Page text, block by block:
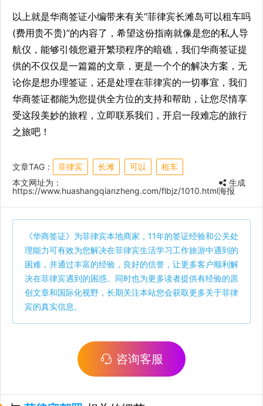
以上就是华商签证小编带来有关“菲律宾长滩岛可以租车吗
(费用贵不贵)”的内容了，希望这份指南就像是您的私人导
航仪，能够引领您避开繁琐程序的暗礁，我们华商签证提
供的不仅仅是一篇篇的文章，更是一个个的解决方案，无
论你是想办理签证，还是处理在菲律宾的一切事宜，我们
华商签证都能为您提供全方位的支持和帮助，让您尽情享
受这段美妙的旅程，立即联系我们，开启一段难忘的旅行
之旅吧！
文章TAG： 菲律宾 长滩 可以
租车
本文网址为：
https://www.huashangqianzheng.com/flbjz/1010.html
生成
海报
《华商签证》为菲律宾本地商家，11年的签证经验和公关处
理能力可有效为您解决在菲律宾生活学习工作旅游中遇到的
困难，并通过丰富的经验，良好的信誉，让更多客户顺利解
决在菲律宾遇到的困惑。同时也为更多读者提供有经验的原
创文章和国际化视野，长期关注本站您会获取更多关于菲律
宾的真实信息。
咨询客服